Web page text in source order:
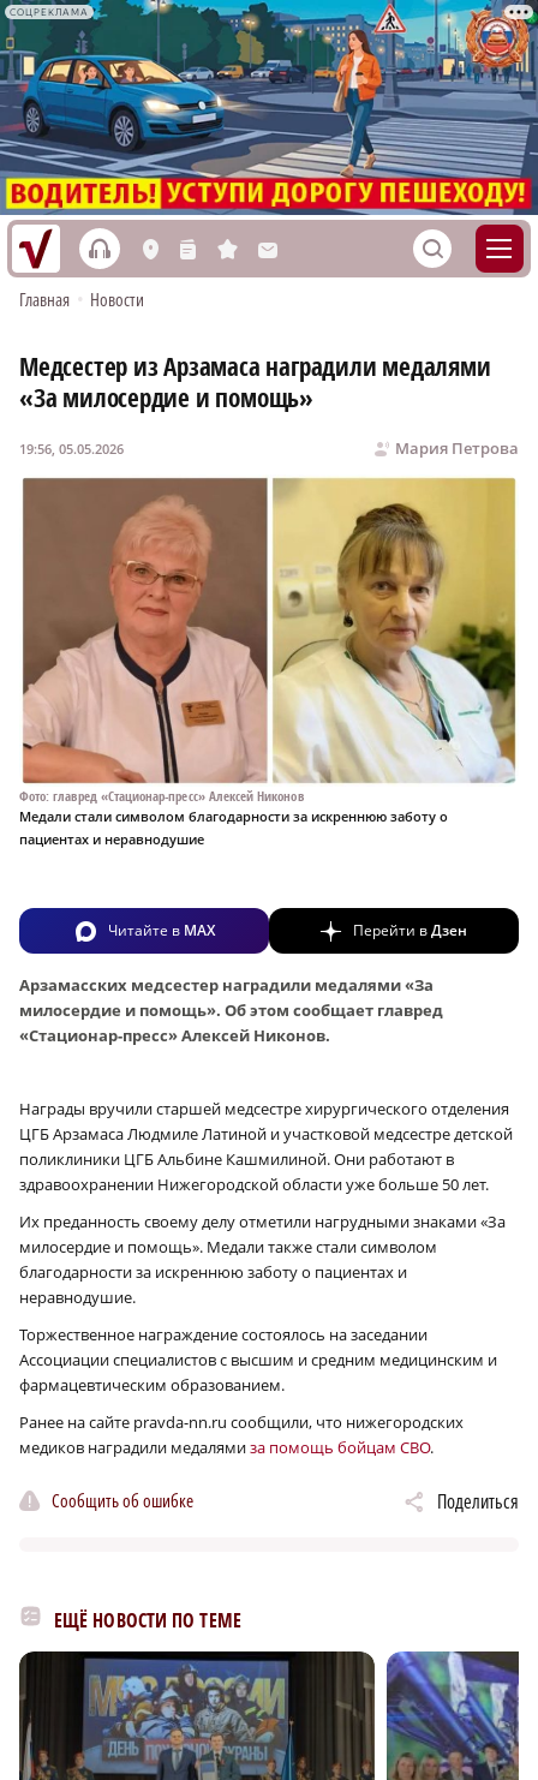
СОЦРЕКЛАМА
h L n s M S
Главная • Новости
Медсестер из Арзамаса наградили медалями
«За милосердие и помощь»
Мария Петрова
19:56, 05.05.2026
Фото: главред «Стационар-пресс» Алексей Никонов
Медали стали символом благодарности за искреннюю заботу о
пациентах и неравнодушие
Читайте в MAX Перейти вДзен
Арзамасских медсестер наградили медалями «За
милосердие и помощь». Об этом сообщает главред
«Стационар-пресс» Алексей Никонов.
Награды вручили старшей медсестре хирургического отделения
ЦГБ Арзамаса Людмиле Латиной и участковой медсестре детской
поликлиники ЦГБ Альбине Кашмилиной. Они работают в
здравоохранении Нижегородской области уже больше 50 лет.
Их преданность своему делу отметили нагрудными знаками «За
милосердие и помощь». Медали также стали символом
благодарности за искреннюю заботу о пациентах и
неравнодушие.
Торжественное награждение состоялось на заседании
Ассоциации специалистов с высшим и средним медицинским и
фармацевтическим образованием.
Ранее на сайте pravda-nn.ru сообщили, что нижегородских
медиков наградили медалямиза помощь бойцам СВО.
Сообщить об ошибке Поделиться
ЕЩЁ НОВОСТИ ПО ТЕМЕ